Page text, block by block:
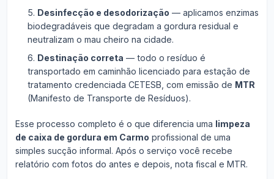
Desinfecção e desodorização — aplicamos enzimas
biodegradáveis que degradam a gordura residual e
neutralizam o mau cheiro na cidade.
Destinação correta — todo o resíduo é
transportado em caminhão licenciado para estação de
tratamento credenciada CETESB, com emissão de MTR
(Manifesto de Transporte de Resíduos).
Esse processo completo é o que diferencia uma limpeza
de caixa de gordura em Carmo profissional de uma
simples sucção informal. Após o serviço você recebe
relatório com fotos do antes e depois, nota fiscal e MTR.